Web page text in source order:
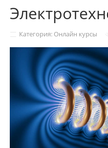
Основные сведения
образовательной
Документы
Образовательные
требования
Категория: Онлайн курсы